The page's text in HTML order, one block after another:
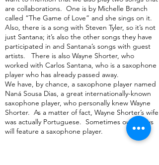
are collaborations. One is by Michelle Branch
called “The Game of Love” and she sings on it.
Also, there is a song with Steven Tyler, so it’s not
just Santana; it’s also the other songs they have
participated in and Santana’s songs with guest
artists. There is also Wayne Shorter, who
worked with Carlos Santana, who is a saxophone
player who has already passed away.
We have, by chance, a saxophone player named
Naná Sousa Dias, a great internationally-known
saxophone player, who personally knew Wayne
Shorter. As a matter of fact, Wayne Shorter’s wife
was actually Portuguese. Sometimes our shows
will feature a saxophone player.